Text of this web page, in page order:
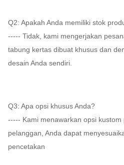
Q2: Apakah Anda memiliki stok
----- Tidak, kami mengerjakan
tabung kertas dibuat khusus dan
desain Anda sendiri.
Q3: Apa opsi khusus Anda?
----- Kami menawarkan opsi
pelanggan, Anda dapat
pencetakan